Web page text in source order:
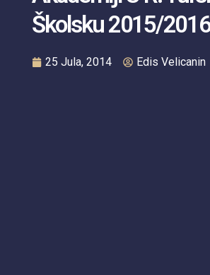
Školsku 2015/
25 Jula, 2014 Edis Velicanin